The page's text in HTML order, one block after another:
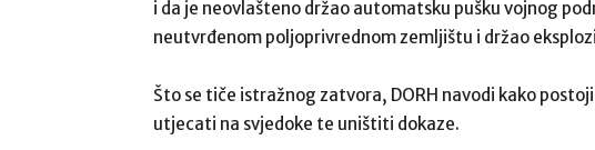
i da je neovlašteno držao automatsku pušku vojnog
neutvrđenom poljoprivrednom zemljištu i držao
Što se tiče istražnog zatvora, DORH navodi kako
utjecati na svjedoke te uništiti dokaze.